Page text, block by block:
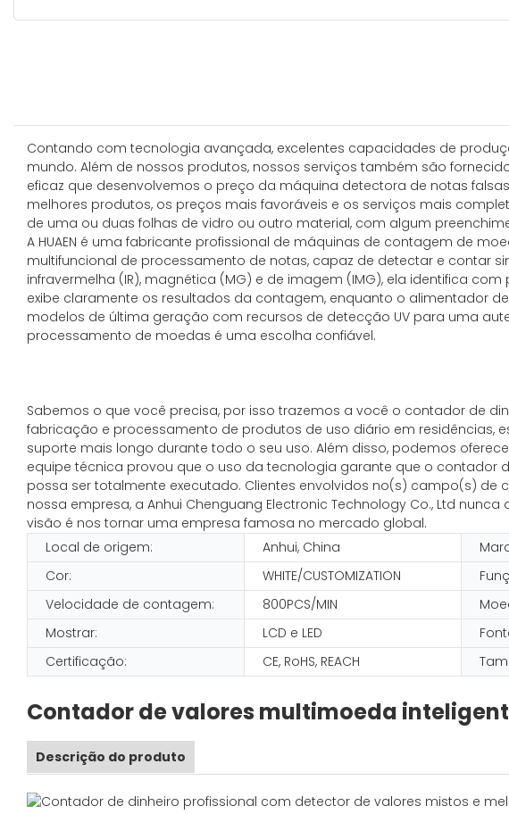
Contando com tecnologia avançada, excelentes capacidades de
mundo. Além de nossos produtos, nossos serviços também são
eficaz que desenvolvemos o preço da máquina detectora de notas
melhores produtos, os preços mais favoráveis ​​e os serviços mais
de uma ou duas folhas de vidro ou outro material, com algum
A HUAEN é uma fabricante profissional de máquinas de contagem de
multifuncional de processamento de notas, capaz de detectar e contar
infravermelha (IR), magnética (MG) e de imagem (IMG), ela identifica
exibe claramente os resultados da contagem, enquanto o alimentador
modelos de última geração com recursos de detecção UV para uma
processamento de moedas é uma escolha confiável.
Sabemos o que você precisa, por isso trazemos a você o contador de
fabricação e processamento de produtos de uso diário em residências,
suporte mais longo durante todo o seu uso. Além disso, podemos
equipe técnica provou que o uso da tecnologia garante que o contador
possa ser totalmente executado. Clientes envolvidos no(s) campo(s)
nossa empresa, a Anhui Chenguang Electronic Technology Co., Ltd
visão é nos tornar uma empresa famosa no mercado global.
Local de origem:
Anhui, China
Cor:
WHITE/CUSTOMIZATION
Velocidade de contagem:
800PCS/MIN
Mostrar:
LCD e LED
Certificação:
CE, RoHS, REACH
Contador de valores multimoeda
Descrição do produto